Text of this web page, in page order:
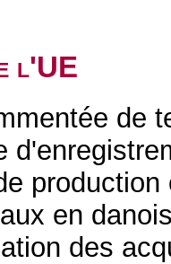
l'UE
de
en
des